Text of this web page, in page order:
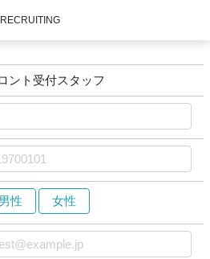
RECRUITING
ント受付スタッフ
男性 女性